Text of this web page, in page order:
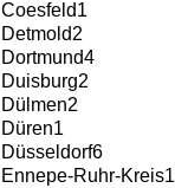
Coesfeld1
Detmold2
Dortmund4
Duisburg2
Dülmen2
Düren1
Düsseldorf6
Ennepe-Ruhr-Kreis1